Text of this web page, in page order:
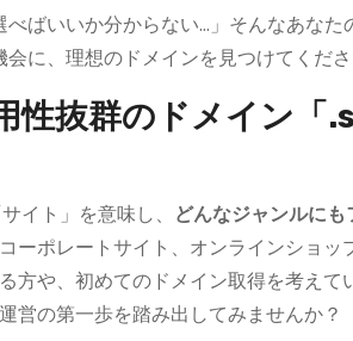
ばいいか分からない…」そんなあなた
に、理想のドメインを見つけてくださ
性抜群のドメイン「
イト」を意味し、 どんなジャンルに
ーポレートサイト、オンラインショッ
方や、初めてのドメイン取得を考えて
営の第一歩を踏み出してみませんか？